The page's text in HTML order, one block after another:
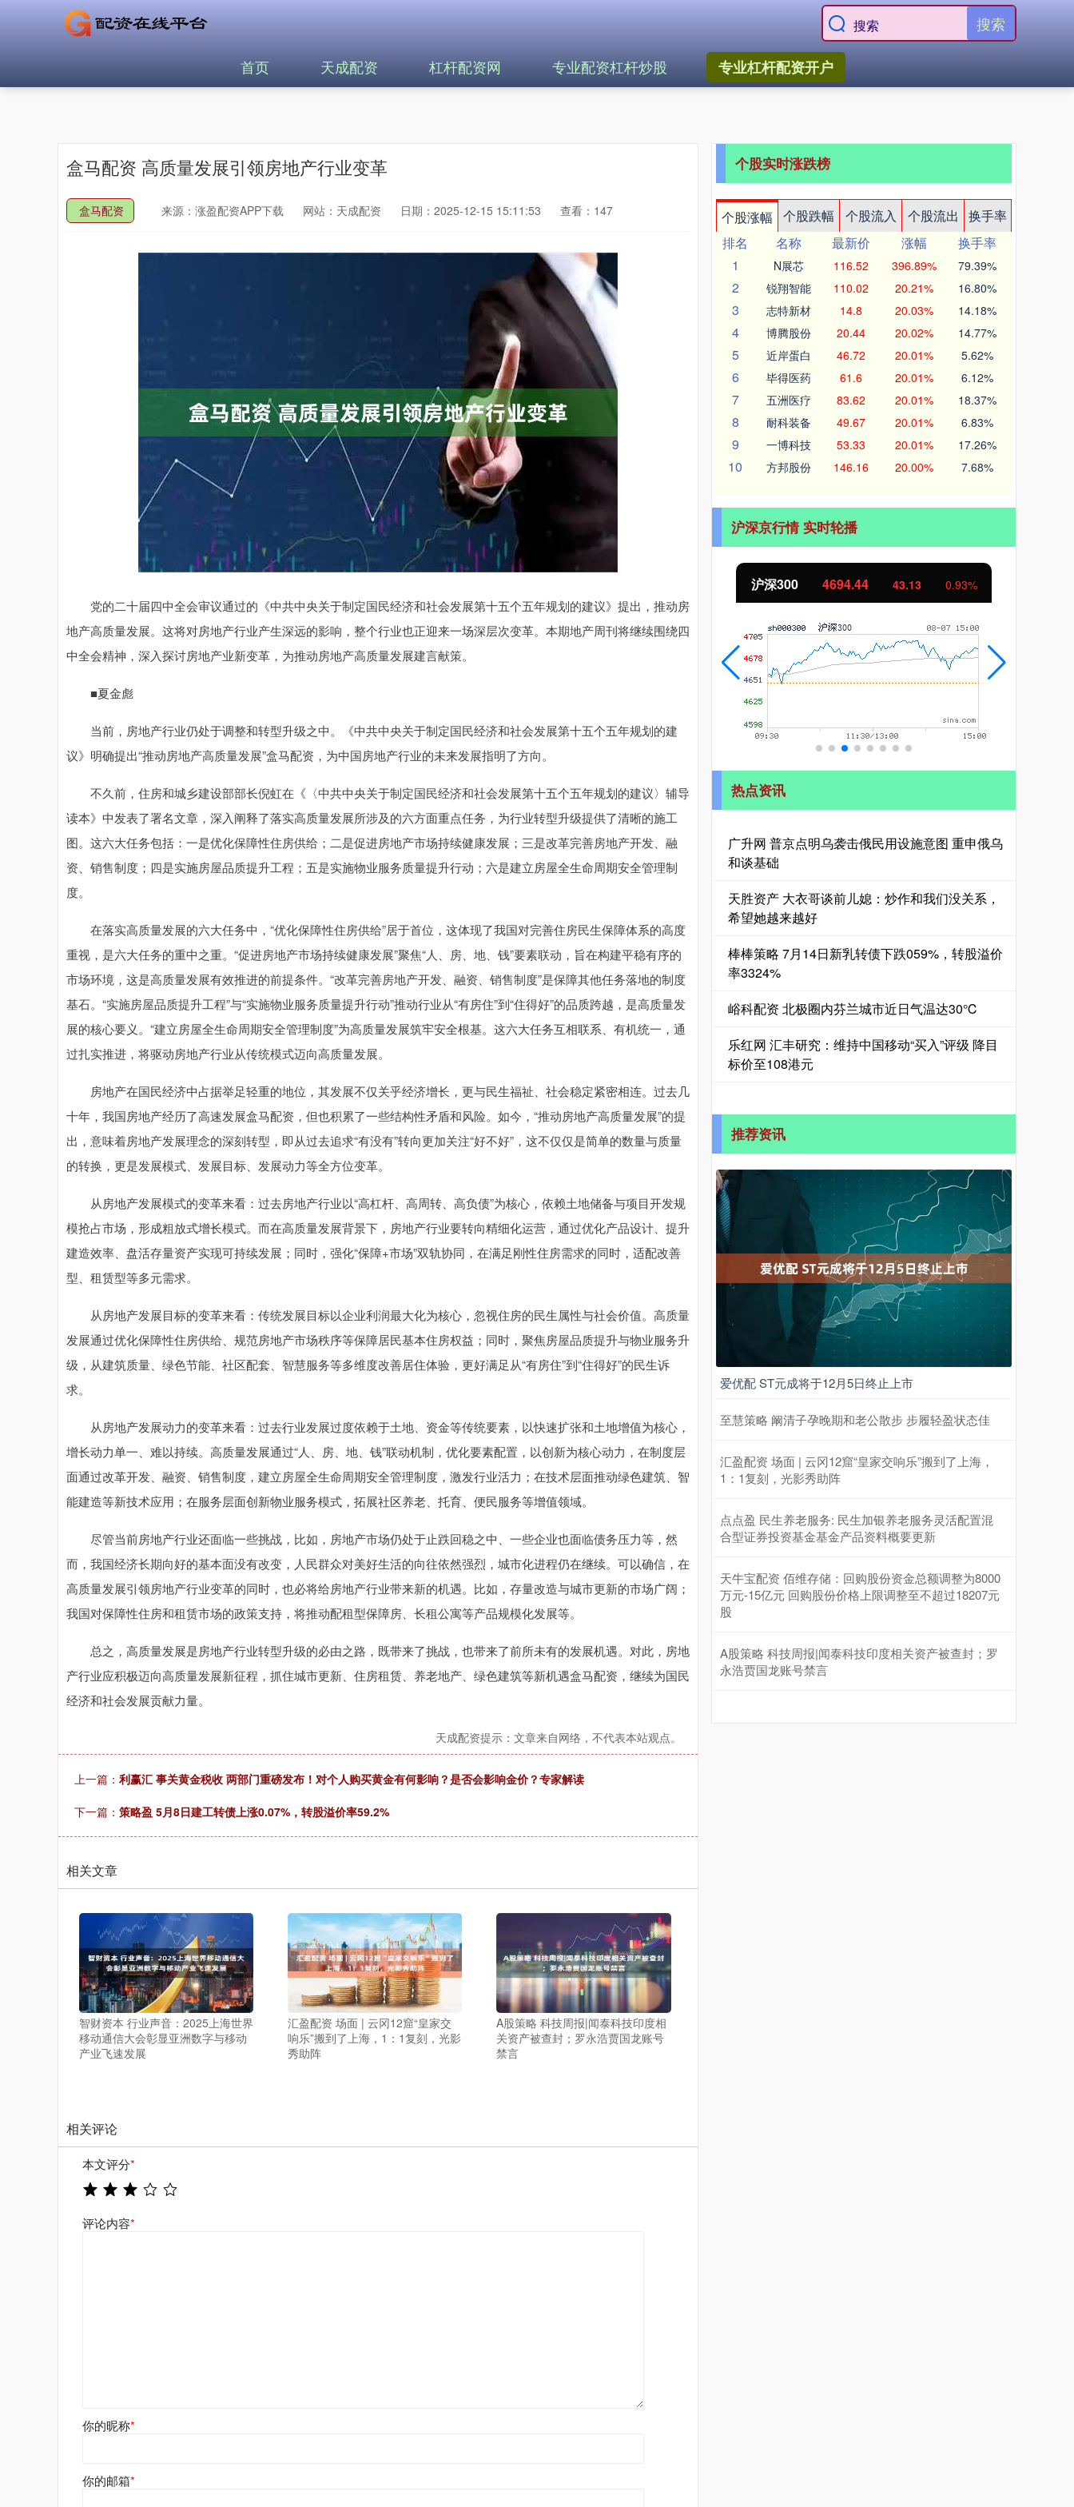
搜索
首页 天成配资 杠杆配资网 专业配资杠杆炒股 专业杠杆配资开户
盒马配资 高质量发展引领房地产行业变革
盒马配资 来源：涨盈配资APP下载 网站：天成配资 日期：2025-12-15 15:11:53 查看：147
党的二十届四中全会审议通过的《中共中央关于制定国民经济和社会发展第十五个五年规划的建议》提出，推动房
地产高质量发展。这将对房地产行业产生深远的影响，整个行业也正迎来一场深层次变革。本期地产周刊将继续围绕四
中全会精神，深入探讨房地产业新变革，为推动房地产高质量发展建言献策。
■夏金彪
当前，房地产行业仍处于调整和转型升级之中。《中共中央关于制定国民经济和社会发展第十五个五年规划的建
议》明确提出“推动房地产高质量发展”盒马配资，为中国房地产行业的未来发展指明了方向。
不久前，住房和城乡建设部部长倪虹在《〈中共中央关于制定国民经济和社会发展第十五个五年规划的建议〉辅导
读本》中发表了署名文章，深入阐释了落实高质量发展所涉及的六方面重点任务，为行业转型升级提供了清晰的施工
图。这六大任务包括：一是优化保障性住房供给；二是促进房地产市场持续健康发展；三是改革完善房地产开发、融
资、销售制度；四是实施房屋品质提升工程；五是实施物业服务质量提升行动；六是建立房屋全生命周期安全管理制
度。
在落实高质量发展的六大任务中，“优化保障性住房供给”居于首位，这体现了我国对完善住房民生保障体系的高度
重视，是六大任务的重中之重。“促进房地产市场持续健康发展”聚焦“人、房、地、钱”要素联动，旨在构建平稳有序的
市场环境，这是高质量发展有效推进的前提条件。“改革完善房地产开发、融资、销售制度”是保障其他任务落地的制度
基石。“实施房屋品质提升工程”与“实施物业服务质量提升行动”推动行业从“有房住”到“住得好”的品质跨越，是高质量发
展的核心要义。“建立房屋全生命周期安全管理制度”为高质量发展筑牢安全根基。这六大任务互相联系、有机统一，通
过扎实推进，将驱动房地产行业从传统模式迈向高质量发展。
房地产在国民经济中占据举足轻重的地位，其发展不仅关乎经济增长，更与民生福祉、社会稳定紧密相连。过去几
十年，我国房地产经历了高速发展盒马配资，但也积累了一些结构性矛盾和风险。如今，“推动房地产高质量发展”的提
出，意味着房地产发展理念的深刻转型，即从过去追求“有没有”转向更加关注“好不好”，这不仅仅是简单的数量与质量
的转换，更是发展模式、发展目标、发展动力等全方位变革。
从房地产发展模式的变革来看：过去房地产行业以“高杠杆、高周转、高负债”为核心，依赖土地储备与项目开发规
模抢占市场，形成粗放式增长模式。而在高质量发展背景下，房地产行业要转向精细化运营，通过优化产品设计、提升
建造效率、盘活存量资产实现可持续发展；同时，强化“保障+市场”双轨协同，在满足刚性住房需求的同时，适配改善
型、租赁型等多元需求。
从房地产发展目标的变革来看：传统发展目标以企业利润最大化为核心，忽视住房的民生属性与社会价值。高质量
发展通过优化保障性住房供给、规范房地产市场秩序等保障居民基本住房权益；同时，聚焦房屋品质提升与物业服务升
级，从建筑质量、绿色节能、社区配套、智慧服务等多维度改善居住体验，更好满足从“有房住”到“住得好”的民生诉
求。
从房地产发展动力的变革来看：过去行业发展过度依赖于土地、资金等传统要素，以快速扩张和土地增值为核心，
增长动力单一、难以持续。高质量发展通过“人、房、地、钱”联动机制，优化要素配置，以创新为核心动力，在制度层
面通过改革开发、融资、销售制度，建立房屋全生命周期安全管理制度，激发行业活力；在技术层面推动绿色建筑、智
能建造等新技术应用；在服务层面创新物业服务模式，拓展社区养老、托育、便民服务等增值领域。
尽管当前房地产行业还面临一些挑战，比如，房地产市场仍处于止跌回稳之中、一些企业也面临债务压力等，然
而，我国经济长期向好的基本面没有改变，人民群众对美好生活的向往依然强烈，城市化进程仍在继续。可以确信，在
高质量发展引领房地产行业变革的同时，也必将给房地产行业带来新的机遇。比如，存量改造与城市更新的市场广阔；
我国对保障性住房和租赁市场的政策支持，将推动配租型保障房、长租公寓等产品规模化发展等。
总之，高质量发展是房地产行业转型升级的必由之路，既带来了挑战，也带来了前所未有的发展机遇。对此，房地
产行业应积极迈向高质量发展新征程，抓住城市更新、住房租赁、养老地产、绿色建筑等新机遇盒马配资，继续为国民
经济和社会发展贡献力量。
天成配资提示：文章来自网络，不代表本站观点。
上一篇： 利赢汇 事关黄金税收 两部门重磅发布！对个人购买黄金有何影响？是否会影响金价？专家解读
下一篇： 策略盈 5月8日建工转债上涨0.07%，转股溢价率59.2%
相关文章
智财资本 行业声音：2025上海世界
移动通信大会彰显亚洲数字与移动
产业飞速发展
汇盈配资 场面 | 云冈12窟“皇家交
响乐”搬到了上海，1：1复刻，光影
秀助阵
A股策略 科技周报|闻泰科技印度相
关资产被查封；罗永浩贾国龙账号
禁言
相关评论
本文评分*
评论内容*
你的昵称*
你的邮箱*
个股实时涨跌榜
个股涨幅 个股跌幅 个股流入 个股流出
换手率
排名
名称 最新价 涨幅
换手率
1
N展芯 116.52 396.89% 79.39%
2 锐翔智能 110.02 20.21% 16.80%
3 志特新材 14.8 20.03% 14.18%
4 博腾股份 20.44 20.02% 14.77%
5 近岸蛋白 46.72 20.01% 5.62%
6 毕得医药 61.6 20.01% 6.12%
7 五洲医疗 83.62 20.01% 18.37%
8 耐科装备 49.67 20.01% 6.83%
9 一博科技 53.33 20.01% 17.26%
10 方邦股份 146.16 20.00% 7.68%
沪深京行情 实时轮播
北证50 1134.24 11.37 1.01%
热点资讯
广升网 普京点明乌袭击俄民用设施意图 重申俄乌
和谈基础
天胜资产 大衣哥谈前儿媳：炒作和我们没关系，
希望她越来越好
棒棒策略 7月14日新乳转债下跌059%，转股溢价
率3324%
峪科配资 北极圈内芬兰城市近日气温达30℃
乐红网 汇丰研究：维持中国移动“买入”评级 降目
标价至108港元
推荐资讯
爱优配 ST元成将于12月5日终止上市
至慧策略 阚清子孕晚期和老公散步 步履轻盈状态佳
汇盈配资 场面 | 云冈12窟“皇家交响乐”搬到了上海，
1：1复刻，光影秀助阵
点点盈 民生养老服务: 民生加银养老服务灵活配置混
合型证券投资基金基金产品资料概要更新
天牛宝配资 佰维存储：回购股份资金总额调整为8000
万元-15亿元 回购股份价格上限调整至不超过18207元
股
A股策略 科技周报|闻泰科技印度相关资产被查封；罗
永浩贾国龙账号禁言